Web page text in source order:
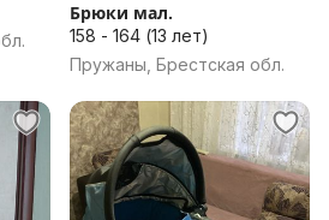
Брюки мал.
158 - 164 (13 лет)
Пружаны, Брестская обл.